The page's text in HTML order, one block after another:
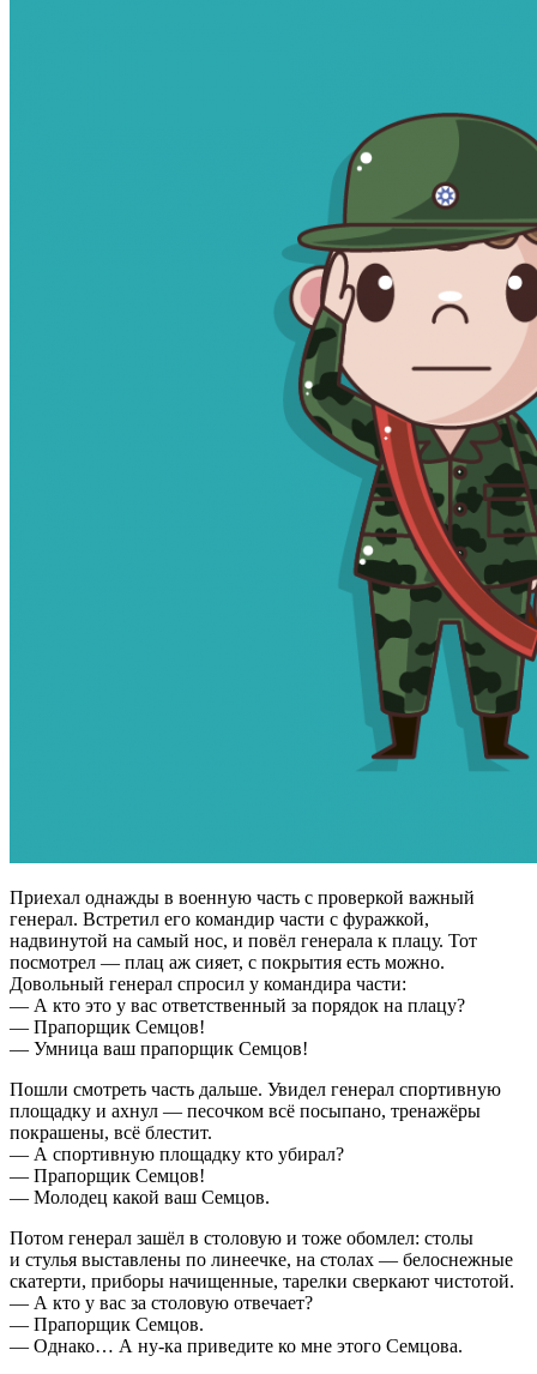
Приехал однажды в военную часть с проверкой важный
генерал. Встретил его командир части с фуражкой,
надвинутой на самый нос, и повёл генерала к плацу. Тот
посмотрел — плац аж сияет, с покрытия есть можно.
Довольный генерал спросил у командира части:
— А кто это у вас ответственный за порядок на плацу?
— Прапорщик Семцов!
— Умница ваш прапорщик Семцов!
Пошли смотреть часть дальше. Увидел генерал спортивную
площадку и ахнул — песочком всё посыпано, тренажёры
покрашены, всё блестит.
— А спортивную площадку кто убирал?
— Прапорщик Семцов!
— Молодец какой ваш Семцов.
Потом генерал зашёл в столовую и тоже обомлел: столы
и стулья выставлены по линеечке, на столах — белоснежные
скатерти, приборы начищенные, тарелки сверкают чистотой.
— А кто у вас за столовую отвечает?
— Прапорщик Семцов.
— Однако… А ну-ка приведите ко мне этого Семцова.